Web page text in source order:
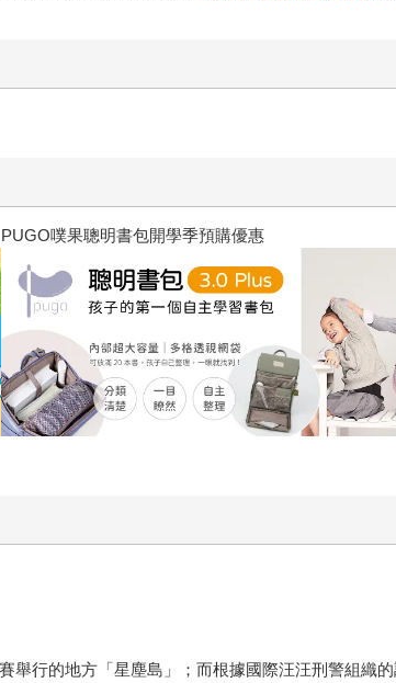
三采童書滿額送防水袋
行的地方「星塵島」；而根據國際汪汪刑警組織